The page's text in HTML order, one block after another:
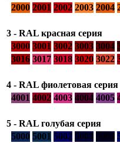
2000 2001 2002 2003 2004
3 - RAL красная серия
3000 3001 3002 3003 3004
3016 3017 3018 3020 3022
4 - RAL фиолетовая серия
4001 4002 4003 4004 4005
5 - RAL голубая серия
5000 5001 5002 5003 5004